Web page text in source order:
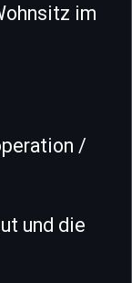
im
/
und die